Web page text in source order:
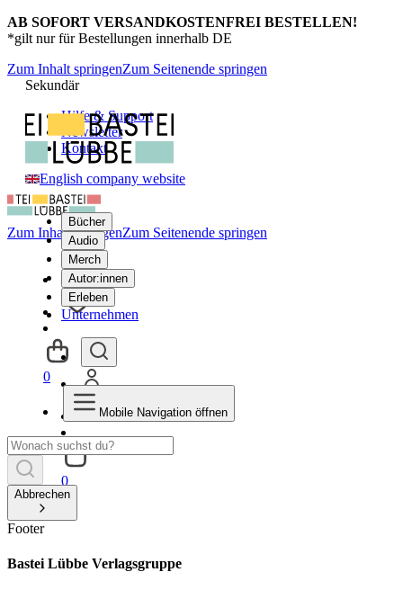
AB SOFORT VERSANDKOSTENFREI BESTELLEN!
*gilt nur für Bestellungen innerhalb DE
Zum Inhalt springenZum Seitenende springen
Sekundär
Hilfe & Support
Newsletter
Kontakt
English company website
Bücher
Audio
Merch
Autor:innen
Erleben
Unternehmen
0
Zum Inhalt springenZum Seitenende springen
0
Mobile Navigation öffnen
Abbrechen
Footer
Bastei Lübbe Verlagsgruppe